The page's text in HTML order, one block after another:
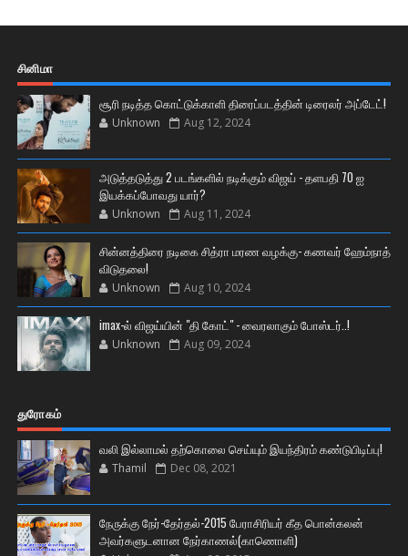
சினிமா
சூரி நடித்த கொட்டுக்காளி திரைப்படத்தின் டிரைலர் அப்டேட்!
Unknown Aug 12, 2024
அடுத்தடுத்து 2 படங்களில் நடிக்கும் விஜய் - தளபதி 70 ஐ
இயக்கப்போவது யார்?
Unknown Aug 11, 2024
சின்னத்திரை நடிகை சித்ரா மரண வழக்கு- கணவர் ஹேம்நாத்
விடுதலை!
Unknown Aug 10, 2024
imax-ல் விஜய்யின் "தி கோட்" - வைரலாகும் போஸ்டர்..!
Unknown Aug 09, 2024
துரோகம்
வலி இல்லாமல் தற்கொலை செய்யும் இயந்திரம் கண்டுபிடிப்பு!
Thamil Dec 08, 2021
நேருக்கு நேர்-தேர்தல்-2015 பேராசிரியர் கீத பொன்கலன்
அவர்களுடனான நேர்காணல்(காணொளி)